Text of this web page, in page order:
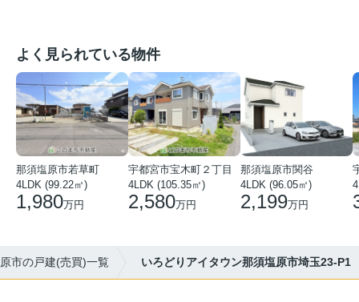
よく見られている物件
那須塩原市若草町
4LDK (99.22㎡)
1,980万円
宇都宮市宝木町２丁目
4LDK (105.35㎡)
2,580万円
那須塩原市関谷
4LDK (96.05㎡)
2,199万円
市の戸建(売買)一覧 いろどりアイタウン那須塩原市埼玉23-P1